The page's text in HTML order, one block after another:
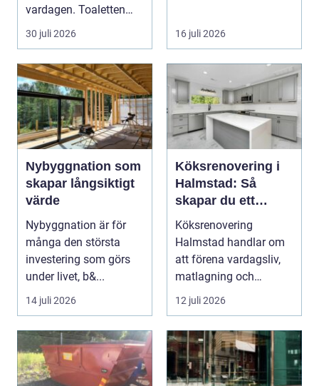
vardagen. Toaletten
spolas, vattnet rinner
undan ...
30 juli 2026
o...
16 juli 2026
Nybyggnation som
skapar långsiktigt
värde
Nybyggnation är för
många den största
investering som görs
under livet, b&...
14 juli 2026
Köksrenovering i
Halmstad: Så
skapar du ett
funktionellt och
trivsamt kök
Köksrenovering
Halmstad handlar om
att förena vardagsliv,
matlagning och
umgänge i et...
12 juli 2026